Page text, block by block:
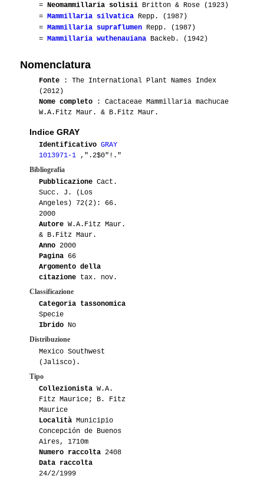
= Neomammillaria solisii Britton & Rose (1923)
= Mammillaria silvatica Repp. (1987)
= Mammillaria supraflumen Repp. (1987)
= Mammillaria wuthenauiana Backeb. (1942)
Nomenclatura
Fonte : The International Plant Names Index
(2012)
Nome completo : Cactaceae Mammillaria machucae
W.A.Fitz Maur. & B.Fitz Maur.
Indice GRAY
Identificativo GRAY
1013971-1 ,".2$0"!."
Bibliografia
Pubblicazione Cact.
Succ. J. (Los
Angeles) 72(2): 66.
2000
Autore W.A.Fitz Maur.
& B.Fitz Maur.
Anno 2000
Pagina 66
Argomento della
citazione tax. nov.
Classificazione
Categoria tassonomica
Specie
Ibrido No
Distribuzione
Mexico Southwest
(Jalisco).
Tipo
Collezionista W.A.
Fitz Maurice; B. Fitz
Maurice
Località Municipio
Concepción de Buenos
Aires, 1710m
Numero raccolta 2408
Data raccolta
24/2/1999